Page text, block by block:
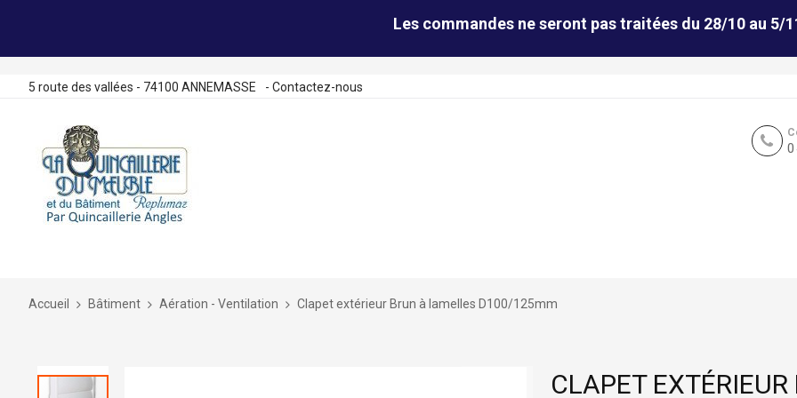
Les commandes ne seront pas traitées du 28/10 au 5/
5 route des vallées - 74100 ANNEMASSE - Contactez-nous
Accueil Bâtiment Aération - Ventilation Clapet extérieur Brun à lamelles D100/125mm
Skip
CLAPET